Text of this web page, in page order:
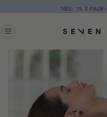
NEU: 7S X